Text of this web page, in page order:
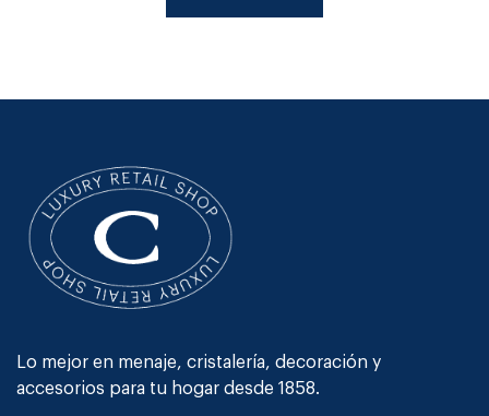
Lo mejor en menaje, cristalería, decoración y
accesorios para tu hogar desde 1858.